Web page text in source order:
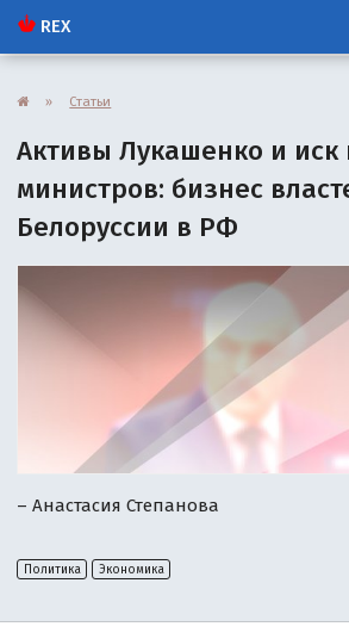
REX
» Статьи
Активы Лукашенко и иск
министров: бизнес
Белоруссии в РФ
– Анастасия Степанова
Политика Экономика